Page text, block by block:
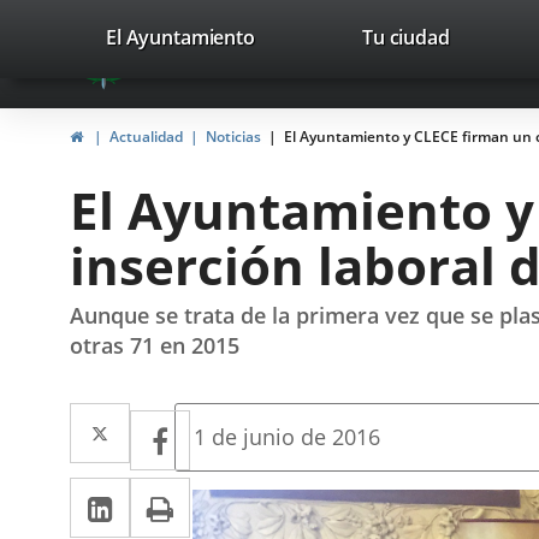
Portal
Web
del
Valladolid
avaTop
valladolid.es
El Ayuntamiento Tu ciudad
HomeActualidad Noticias El Ayuntamiento y CLECE firman
El Ayuntamiento
inserción laboral
Aunque se trata de la primera vez que se
otras 71 en 2015
Twitter
Enlace
a
una
Facebook
Enlace
a
una
Linkedin
EnlacePrint
Fecha
la
noticia
1 de junio de 2016